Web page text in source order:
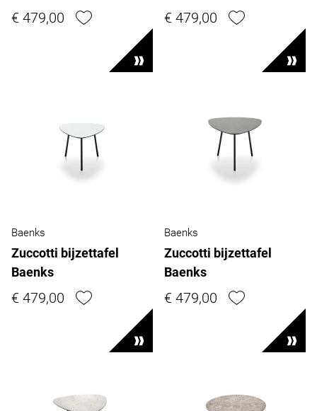
€ 479,00 € 479,00
Baenks
Zuccotti bijzettafel
Baenks
€ 479,00
Baenks
Zuccotti bijzettafel
Baenks
€ 479,00